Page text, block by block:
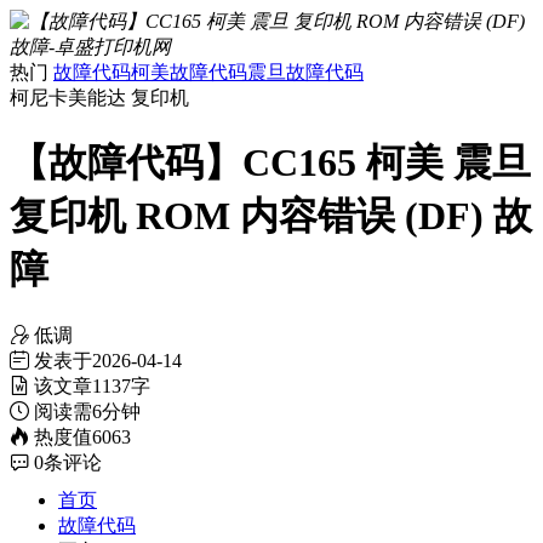
热门 故障代码柯美故障代码震旦故障代码
柯尼卡美能达 复印机
【故障代码】CC165 柯美 震旦
复印机 ROM 内容错误 (DF) 故
障
低调
发表于2026-04-14
该文章1137字
阅读需6分钟
热度值6063
0条评论
首页
故障代码